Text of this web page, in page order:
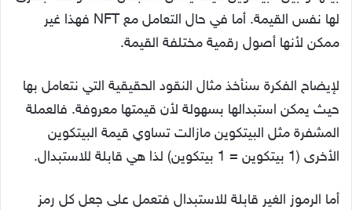
لها نفس القيمة. أما في حال التعامل مع NFT فهذا غير
ممكن لأنها أصول رقمية مختلفة القيمة.
لإيضاح الفكرة سنأخذ مثال النقود الحقيقية التي نتعامل بها
حيث يمكن استبدالها بسهولة لأن قيمتها معروفة. فالعملة
المشفرة مثل البيتكوين مازالت تساوي قيمة البيتكوين
الأخرى (1 بيتكوين = 1 بيتكوين) لذا هي قابلة للاستبدال.
أما الرموز الغير قابلة للاستبدال فتعمل على جعل كل رمز